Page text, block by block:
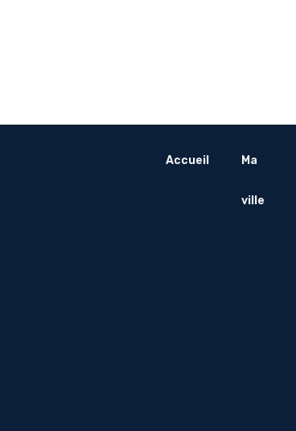
Accueil Ma
ville